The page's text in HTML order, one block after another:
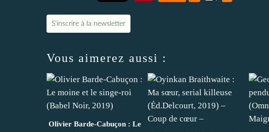
S'inscrire à la newsletter
Vous aimerez aussi :
Olivier Barde-Cabuçon : Le